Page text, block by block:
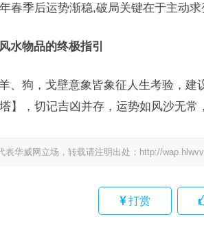
春季后运势渐稳,破局关键在于主动求
水物品的终极指引
、狗，戈壁意象皆象征人生考验，
】，切记吉凶并存，运势如风沙无常
表华威网立场，转载请注明出处： http://
打赏